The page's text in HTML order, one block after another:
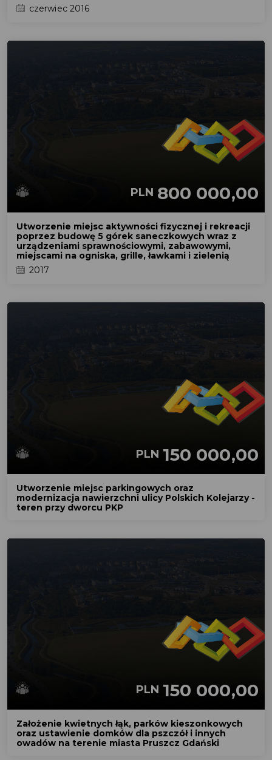
czerwiec 2016
PLN 800 000,00
Utworzenie miejsc aktywności fizycznej i rekreacji
poprzez budowę 5 górek saneczkowych wraz z
urządzeniami sprawnościowymi, zabawowymi,
miejscami na ogniska, grille, ławkami i zielenią
2017
PLN 150 000,00
Utworzenie miejsc parkingowych oraz
modernizacja nawierzchni ulicy Polskich Kolejarzy -
teren przy dworcu PKP
PLN 150 000,00
Założenie kwietnych łąk, parków kieszonkowych
oraz ustawienie domków dla pszczół i innych
owadów na terenie miasta Pruszcz Gdański